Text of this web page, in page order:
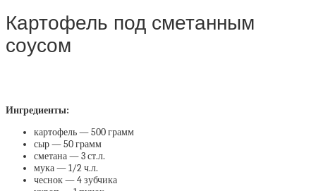
Картофель под сметанным
соусом
Ингредиенты:
картофель — 500 грамм
сыр — 50 грамм
сметана — 3 ст.л.
мука — 1/2 ч.л.
чеснок — 4 зубчика